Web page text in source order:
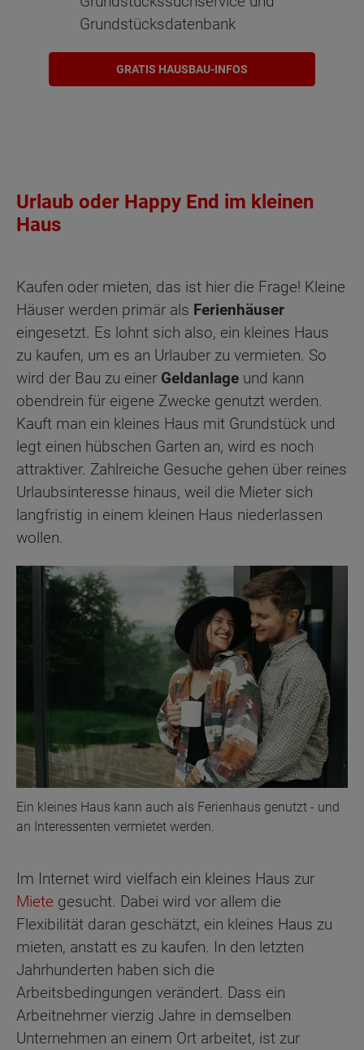
Grundstücksdatenbank
GRATIS HAUSBAU-INFOS
Urlaub oder Happy End im kleinen
Haus
Kaufen oder mieten, das ist hier die Frage! Kleine
Häuser werden primär als Ferienhäuser
eingesetzt. Es lohnt sich also, ein kleines Haus
zu kaufen, um es an Urlauber zu vermieten. So
wird der Bau zu einer Geldanlage und kann
obendrein für eigene Zwecke genutzt werden.
Kauft man ein kleines Haus mit Grundstück und
legt einen hübschen Garten an, wird es noch
attraktiver. Zahlreiche Gesuche gehen über reines
Urlaubsinteresse hinaus, weil die Mieter sich
langfristig in einem kleinen Haus niederlassen
wollen.
Ein kleines Haus kann auch als Ferienhaus genutzt - und
an Interessenten vermietet werden.
Im Internet wird vielfach ein kleines Haus zur
Miete gesucht. Dabei wird vor allem die
Flexibilität daran geschätzt, ein kleines Haus zu
mieten, anstatt es zu kaufen. In den letzten
Jahrhunderten haben sich die
Arbeitsbedingungen verändert. Dass ein
Arbeitnehmer vierzig Jahre in demselben
Unternehmen an einem Ort arbeitet, ist zur